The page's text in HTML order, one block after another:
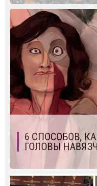
6 СПОСОБОВ,
ГОЛОВЫ